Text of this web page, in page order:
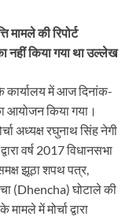
मामले की रिपोर्ट
नहीं किया गया था उल्लेख
कार्यालय में आज दिनांक-
आयोजन किया गया।
अध्यक्ष रघुनाथ सिंह नेगी
वर्ष 2017 विधानसभा
झूठा शपथ पत्र,
(Dhencha) घोटाले की
में मोर्चा द्वारा